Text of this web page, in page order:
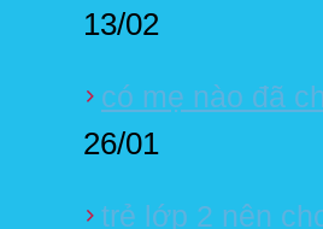
13/02
có mẹ nào đã
26/01
trẻ lớp 2 nên